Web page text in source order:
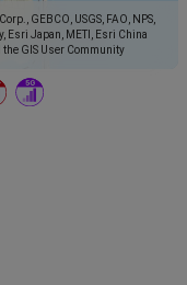
GEBCO, USGS, FAO, NPS,
Esri Japan, METI, Esri China
GIS User Community